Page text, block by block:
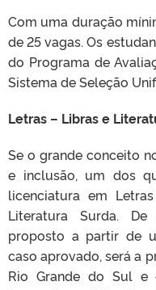
Com uma duração
de 25 vagas. Os
do Programa de
Sistema de Seleção
Letras – Libras e
Se o grande conceito
e inclusão, um dos
licenciatura em
Literatura Surda.
proposto a partir de
caso aprovado, será a
Rio Grande do Sul